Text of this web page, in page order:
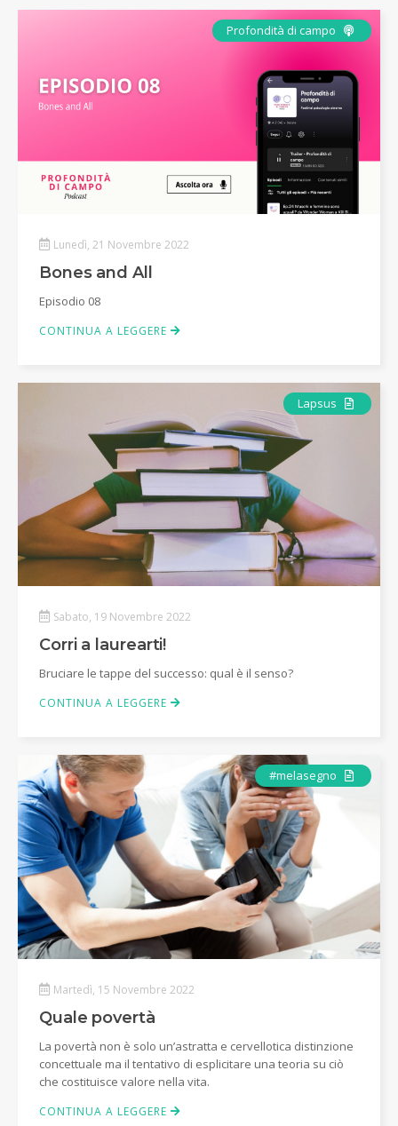
Profondità di campo
Lunedì, 21 Novembre 2022
Bones and All
Episodio 08
CONTINUA A LEGGERE
Lapsus Articolo
Sabato, 19 Novembre 2022
Corri a laurearti!
Bruciare le tappe del successo: qual è il senso?
CONTINUA A LEGGERE
#melasegno Articolo
Martedì, 15 Novembre 2022
Quale povertà
La povertà non è solo un’astratta e cervellotica distinzione
concettuale ma il tentativo di esplicitare una teoria su ciò
che costituisce valore nella vita.
CONTINUA A LEGGERE